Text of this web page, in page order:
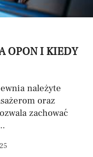
OPON I KIEDY
należyte
oraz
zachować